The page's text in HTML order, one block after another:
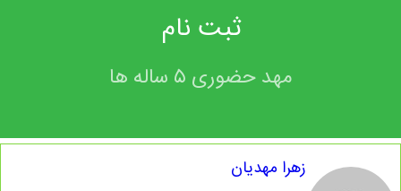
ثبت نام
مهد حضوری ۵ ساله ها
زهرا مهدیان